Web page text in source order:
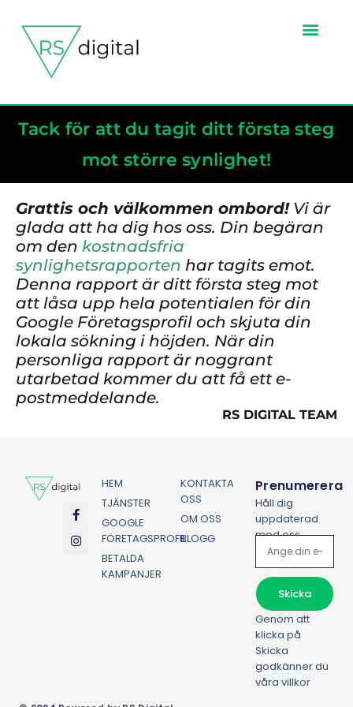
Tack för att du tagit ditt första steg
mot större synlighet!
Grattis och välkommen ombord!Vi är
glada att ha dig hos oss. Din begäran
om den kostnadsfria
synlighetsrapporten har tagits emot.
Denna rapport är ditt första steg mot
att låsa upp hela potentialen för din
Google Företagsprofil och skjuta din
lokala sökning i höjden. När din
personliga rapport är noggrant
utarbetad kommer du att få ett e-
postmeddelande.
RS DIGITAL TEAM
HEM
TJÄNSTER
GOOGLE
FÖRETAGSPROFIL
BETALDA
KAMPANJER
KONTAKTA
OSS
OM OSS
BLOGG
Prenumerera
Håll dig
uppdaterad
med oss
Skicka
Genom att
klicka på
Skicka
godkänner du
våra villkor